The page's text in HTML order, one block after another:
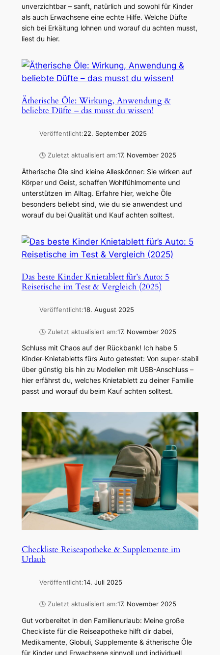
unverzichtbar – sanft, natürlich und sowohl für Kinder
als auch Erwachsene eine echte Hilfe. Welche Düfte
sich bei Erkältung lohnen und worauf du achten musst,
liest du hier.
Ätherische Öle: Wirkung, Anwendung &
beliebte Düfte – das musst du wissen!
Veröffentlicht:22. September 2025
🕓 Zuletzt aktualisiert am:17. November 2025
Ätherische Öle sind kleine Alleskönner: Sie wirken auf
Körper und Geist, schaffen Wohlfühlmomente und
unterstützen im Alltag. Erfahre hier, welche Öle
besonders beliebt sind, wie du sie anwendest und
worauf du bei Qualität und Kauf achten solltest.
Das beste Kinder Knietablett für’s Auto: 5
Reisetische im Test & Vergleich (2025)
Veröffentlicht:18. August 2025
🕓 Zuletzt aktualisiert am:17. November 2025
Schluss mit Chaos auf der Rückbank! Ich habe 5
Kinder-Knietabletts fürs Auto getestet: Von super-stabil
über günstig bis hin zu Modellen mit USB-Anschluss –
hier erfährst du, welches Knietablett zu deiner Familie
passt und worauf du beim Kauf achten solltest.
Checkliste Reiseapotheke & Supplemente im
Urlaub
Veröffentlicht:14. Juli 2025
🕓 Zuletzt aktualisiert am:17. November 2025
Gut vorbereitet in den Familienurlaub: Meine große
Checkliste für die Reiseapotheke hilft dir dabei,
Medikamente, Globuli, Supplemente & ätherische Öle
für Kinder und Erwachsene sinnvoll und individuell